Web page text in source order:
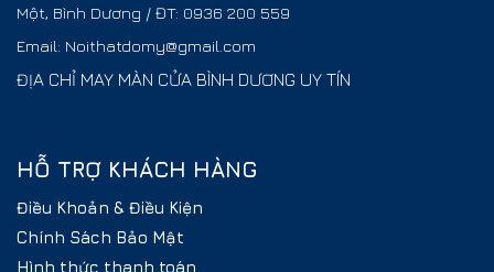
Một, Bình Dương / ĐT: 0936 200 559
Email: Noithatdomy@gmail.com
ĐỊA CHỈ MAY MÀN CỬA BÌNH DƯƠNG UY TÍN
HỖ TRỢ KHÁCH HÀNG
Điều Khoản & Điều Kiện
Chính Sách Bảo Mật
Hình thức thanh toán